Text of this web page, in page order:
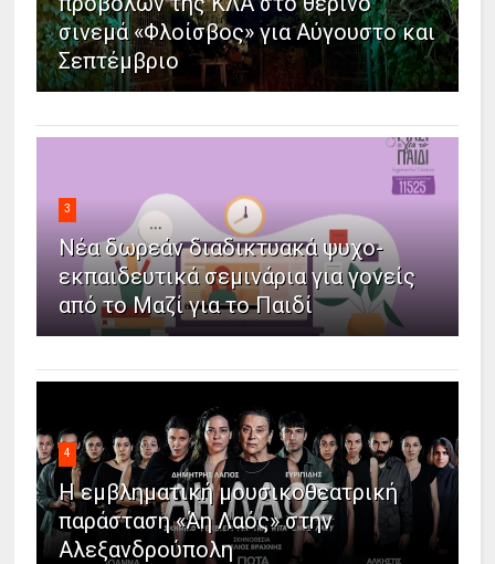
σινεμά «Φλοίσβος» για Αύγουστο και
Σεπτέμβριο
3
Νέα δωρεάν διαδικτυακά ψυχο-
εκπαιδευτικά σεμινάρια για γονείς
από το Μαζί για το Παιδί
4
Η εμβληματική μουσικοθεατρική
παράσταση «Άη Λαός» στην
Αλεξανδρούπολη